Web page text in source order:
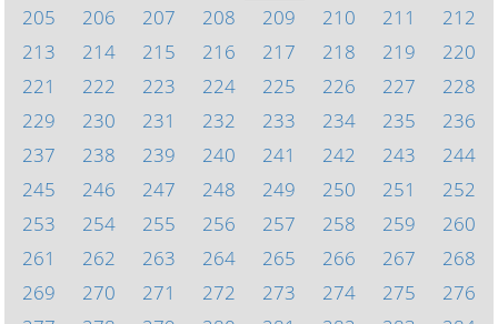
205
206 207 208 209 210 211
212
213
214 215 216 217 218 219
220
221
222 223 224 225 226 227
228
229
230 231 232 233 234 235
236
237
238 239 240 241 242 243
244
245
246 247 248 249 250 251
252
253
254 255 256 257 258 259
260
261
262 263 264 265 266 267
268
269
270 271 272 273 274 275
276